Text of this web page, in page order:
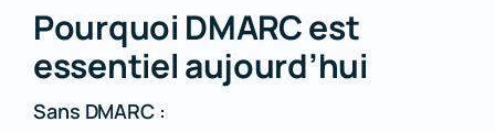
Pourquoi DMARC est
essentiel aujourd’hui
Sans DMARC :